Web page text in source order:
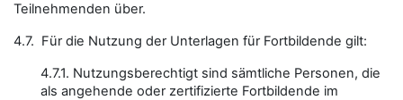
Teilnehmenden über.
4.7. Für die Nutzung der Unterlagen für Fortbildende gilt:
4.7.1. Nutzungsberechtigt sind sämtliche Personen, die
als angehende oder zertifizierte Fortbildende im